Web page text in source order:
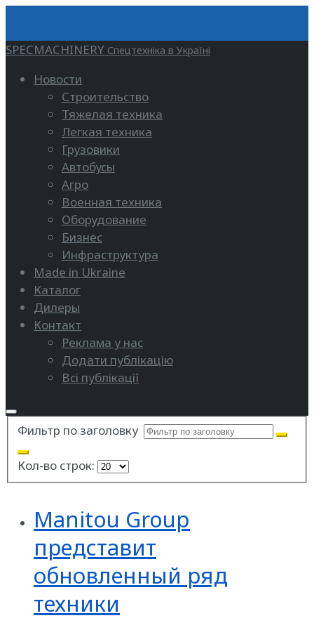
SPECMACHINERY Спецтехніка в Україні
Новости
Строительство
Тяжелая техника
Легкая техника
Грузовики
Автобусы
Агро
Военная техника
Оборудование
Бизнес
Инфраструктура
Made in Ukraine
Каталог
Дилеры
Контакт
Реклама у нас
Додати публікацію
Всі публікації
Фильтр по заголовку
Кол-во строк:
Manitou Group
представит
обновленный ряд
техники